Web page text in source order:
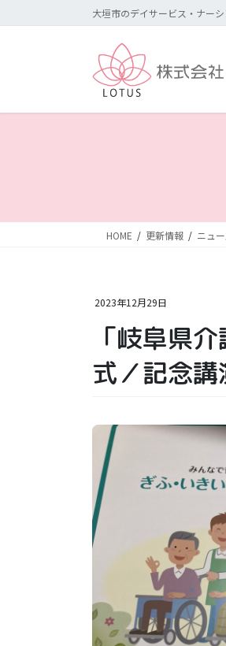
ン
ビ
大垣市のデイサービス・ナー
HOME 更新情報 ニュ
2023年12月29日
「岐阜県
式／記念